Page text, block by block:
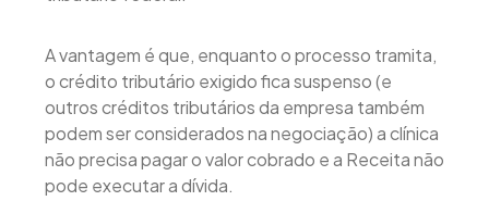
A vantagem é que, enquanto o processo tramita,
o crédito tributário exigido fica suspenso (e
outros créditos tributários da empresa também
podem ser considerados na negociação) a clínica
não precisa pagar o valor cobrado e a Receita não
pode executar a dívida.